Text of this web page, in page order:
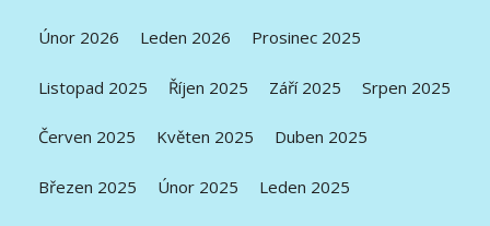
Únor 2026 Leden 2026 Prosinec 2025
Listopad 2025 Říjen 2025 Září 2025 Srpen 2025
Červen 2025 Květen 2025 Duben 2025
Březen 2025 Únor 2025 Leden 2025